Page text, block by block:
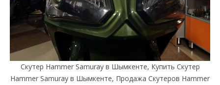
Скутер Hammer Samuray в Шымкенте, Купить Скутер
Hammer Samuray в Шымкенте, Продажа Скутеров Hammer